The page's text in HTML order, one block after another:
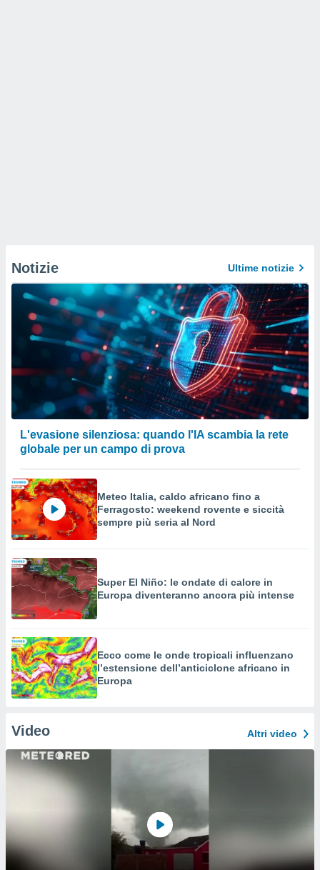
Notizie Ultime notizie
L'evasione silenziosa: quando l'IA scambia la rete
globale per un campo di prova
Meteo Italia, caldo africano fino a
Ferragosto: weekend rovente e siccità
sempre più seria al Nord
Super El Niño: le ondate di calore in
Europa diventeranno ancora più intense
Ecco come le onde tropicali influenzano
l’estensione dell’anticiclone africano in
Europa
Video Altri video